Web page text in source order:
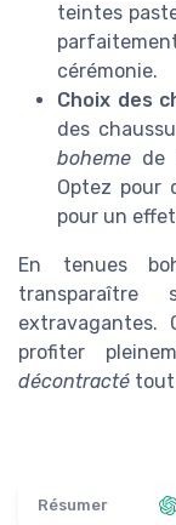
teintes
cérémonie.
Choix des
des
boheme de
Optez pour
pour un
En tenues
extravagantes.
profiter
décontracté tout
Résumer